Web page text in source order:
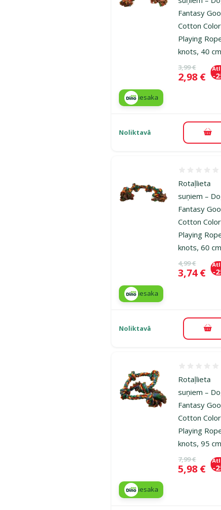
Fantasy
Cotton
Playing
knots, 40
Oriģinālā
3,99 €
Cena
2,98 € -
iesaka
Noliktavā
Rotaļlieta
suņiem –
Fantasy
Cotton
Playing
knots, 60
Oriģinālā
4,99 €
Cena
3,74 € -
iesaka
Noliktavā
Rotaļlieta
suņiem –
Fantasy
Cotton
Playing
knots, 95
Oriģinālā
7,99 €
Cena
5,98 € -
iesaka